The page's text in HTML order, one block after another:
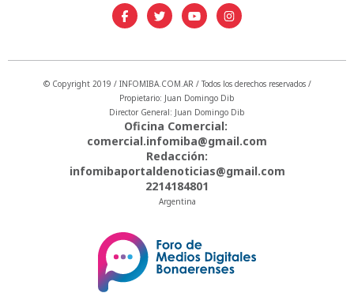
© Copyright 2019 / INFOMIBA.COM.AR / Todos los derechos reservados /
Propietario: Juan Domingo Dib
Director General: Juan Domingo Dib
Oficina Comercial:
comercial.infomiba@gmail.com
Redacción:
infomibaportaldenoticias@gmail.com
2214184801
Argentina